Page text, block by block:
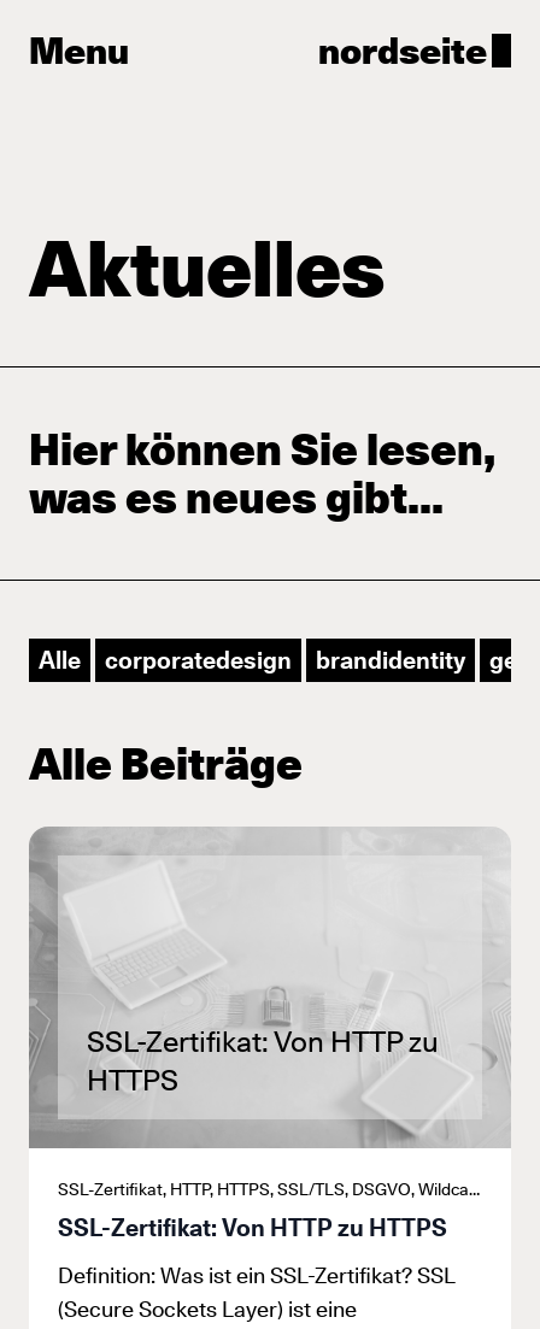
Menu nordseite
Aktuelles
Hier können Sie lesen,
was es neues gibt...
Alle corporatedesign brandidentity
Alle Beiträge
SSL-Zertifikat: Von HTTP zu
HTTPS
SSL-Zertifikat, HTTP, HTTPS, SSL/TLS, DSGVO, Wildcard-SSL-Zertifikate, Single-Domain-SSL-Zertifikat, GeoTrust, Comodo, DigiCert, RapidSSL
SSL-Zertifikat: Von HTTP zu HTTPS
Definition: Was ist ein SSL-Zertifikat? SSL
(Secure Sockets Layer) ist eine